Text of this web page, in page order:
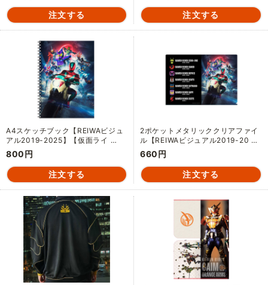
A4スケッチブック【REIWAビジュ
アル2019-2025】【仮面ライ …
800円
2ポケットメタリッククリアファイ
ル【REIWAビジュアル2019-20 …
660円